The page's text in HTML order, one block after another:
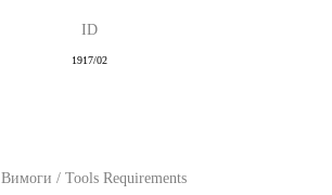
ID
1917/02
/ Tools Requirements